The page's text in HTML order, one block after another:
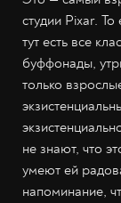
студии Pixar.
тут есть все
буффонады,
только
не знают, что
умеют ей
напоминание,